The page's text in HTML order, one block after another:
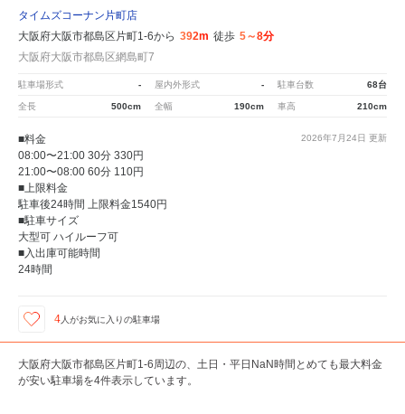
タイムズコーナン片町店
大阪府大阪市都島区片町1-6から 392m 徒歩 5～8分
大阪府大阪市都島区網島町7
駐車場形式 - 屋内外形式 - 駐車台数 68台
全長 500cm 全幅 190cm 車高 210cm
2026年7月24日 更新
■料金
08:00〜21:00 30分 330円
21:00〜08:00 60分 110円
■上限料金
駐車後24時間 上限料金1540円
■駐車サイズ
大型可 ハイルーフ可
■入出庫可能時間
24時間
4 人がお気に入りの駐車場
大阪府大阪市都島区片町1-6周辺の、土日・平日NaN時間とめても最大料金
が安い駐車場を4件表示しています。